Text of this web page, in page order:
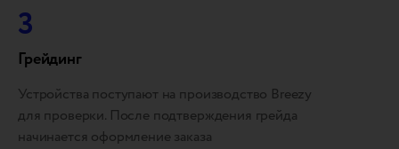
3
Грейдинг
Устройства поступают на производство Breezy
для проверки. После подтверждения грейда
начинается оформление заказа